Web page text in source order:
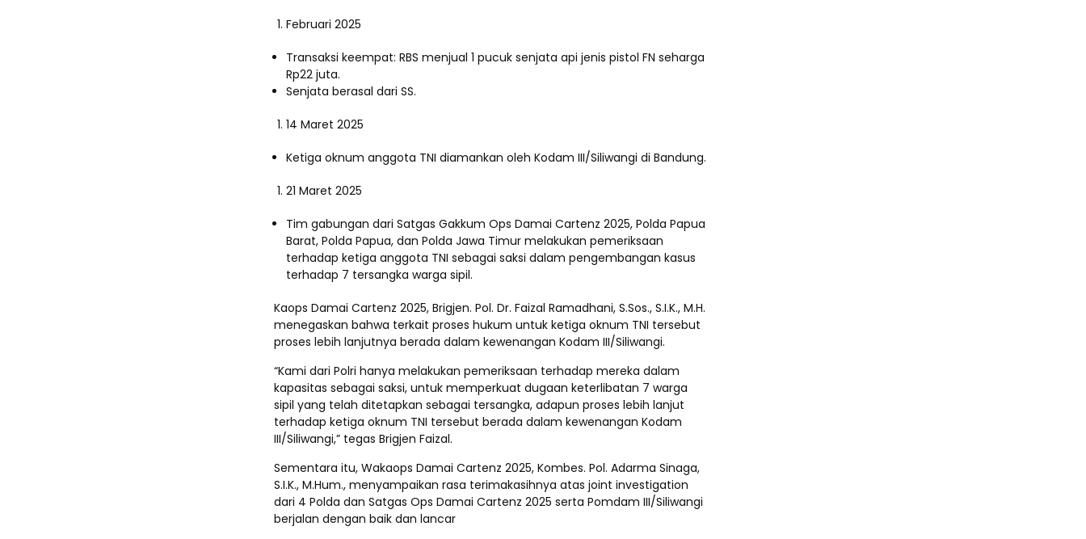
Februari 2025
Transaksi keempat: RBS menjual 1 pucuk senjata api jenis pistol FN seharga
Rp22 juta.
Senjata berasal dari SS.
14 Maret 2025
Ketiga oknum anggota TNI diamankan oleh Kodam III/Siliwangi di Bandung.
21 Maret 2025
Tim gabungan dari Satgas Gakkum Ops Damai Cartenz 2025, Polda Papua
Barat, Polda Papua, dan Polda Jawa Timur melakukan pemeriksaan
terhadap ketiga anggota TNI sebagai saksi dalam pengembangan kasus
terhadap 7 tersangka warga sipil.
Kaops Damai Cartenz 2025, Brigjen. Pol. Dr. Faizal Ramadhani, S.Sos., S.I.K., M.H.
menegaskan bahwa terkait proses hukum untuk ketiga oknum TNI tersebut
proses lebih lanjutnya berada dalam kewenangan Kodam III/Siliwangi.
“Kami dari Polri hanya melakukan pemeriksaan terhadap mereka dalam
kapasitas sebagai saksi, untuk memperkuat dugaan keterlibatan 7 warga
sipil yang telah ditetapkan sebagai tersangka, adapun proses lebih lanjut
terhadap ketiga oknum TNI tersebut berada dalam kewenangan Kodam
III/Siliwangi,” tegas Brigjen Faizal.
Sementara itu, Wakaops Damai Cartenz 2025, Kombes. Pol. Adarma Sinaga,
S.I.K., M.Hum., menyampaikan rasa terimakasihnya atas joint investigation
dari 4 Polda dan Satgas Ops Damai Cartenz 2025 serta Pomdam III/Siliwangi
berjalan dengan baik dan lancar